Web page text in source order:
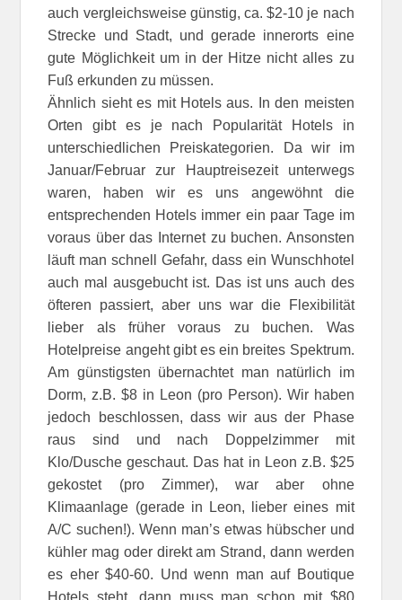
auch vergleichsweise günstig, ca. $2-10 je nach
Strecke und Stadt, und gerade innerorts eine
gute Möglichkeit um in der Hitze nicht alles zu
Fuß erkunden zu müssen.
Ähnlich sieht es mit Hotels aus. In den meisten
Orten gibt es je nach Popularität Hotels in
unterschiedlichen Preiskategorien. Da wir im
Januar/Februar zur Hauptreisezeit unterwegs
waren, haben wir es uns angewöhnt die
entsprechenden Hotels immer ein paar Tage im
voraus über das Internet zu buchen. Ansonsten
läuft man schnell Gefahr, dass ein Wunschhotel
auch mal ausgebucht ist. Das ist uns auch des
öfteren passiert, aber uns war die Flexibilität
lieber als früher voraus zu buchen. Was
Hotelpreise angeht gibt es ein breites Spektrum.
Am günstigsten übernachtet man natürlich im
Dorm, z.B. $8 in Leon (pro Person). Wir haben
jedoch beschlossen, dass wir aus der Phase
raus sind und nach Doppelzimmer mit
Klo/Dusche geschaut. Das hat in Leon z.B. $25
gekostet (pro Zimmer), war aber ohne
Klimaanlage (gerade in Leon, lieber eines mit
A/C suchen!). Wenn man’s etwas hübscher und
kühler mag oder direkt am Strand, dann werden
es eher $40-60. Und wenn man auf Boutique
Hotels steht, dann muss man schon mit $80